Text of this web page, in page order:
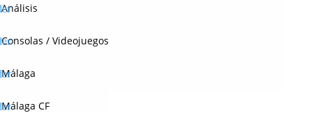
Análisis
Consolas / Videojuegos
Málaga
Málaga CF